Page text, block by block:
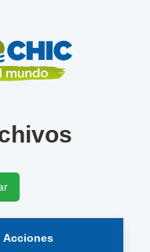
Acciones